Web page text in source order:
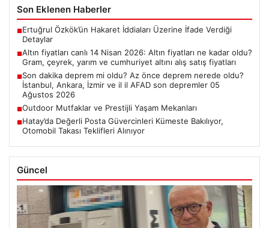
Son Eklenen Haberler
■Ertuğrul Özkök’ün Hakaret İddiaları Üzerine İfade Verdiği
Detaylar
■Altın fiyatları canlı 14 Nisan 2026: Altın fiyatları ne kadar oldu?
Gram, çeyrek, yarım ve cumhuriyet altını alış satış fiyatları
■Son dakika deprem mi oldu? Az önce deprem nerede oldu?
İstanbul, Ankara, İzmir ve il il AFAD son depremler 05
Ağustos 2026
■Outdoor Mutfaklar ve Prestijli Yaşam Mekanları
■Hatay’da Değerli Posta Güvercinleri Kümeste Bakılıyor,
Otomobil Takası Teklifleri Alınıyor
Güncel